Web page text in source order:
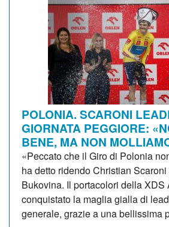
POLONIA. SCARONI
GIORNATA PEGGIORE:
BENE, MA NON
«Peccato che il Giro di Polonia
ha detto ridendo Christian
Bukovina. Il portacolori della XDS
conquistato la maglia gialla di
generale, grazie a una bellissima